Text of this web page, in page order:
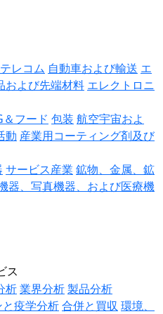
レコム 自動車および輸送 エ
および先端材料 エレクトロニ
＆フード 包装 航空宇宙およ
動 産業用コーティング剤及び
サービス産業 鉱物、金属、鉱
器、写真機器、および医療機
ス
析業界分析製品分析
疫学分析合併と買収 環境、